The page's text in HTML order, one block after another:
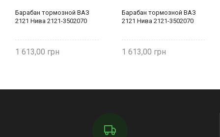
Барабан тормозной ВАЗ
2121 Нива 2121-3502070
1 613,00
Барабан тормозной ВАЗ
2121 Нива 2121-3502070
1 613,00